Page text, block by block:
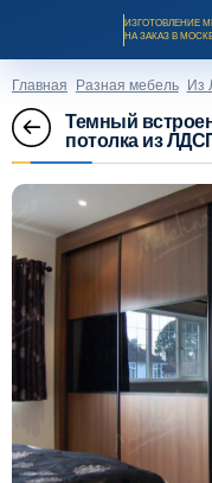
ИЗГОТОВЛЕНИЕ
НА ЗАКАЗ В
Заказать
Каталог мебели на
О компании
Оплата и доставка
Главная Разная мебель Из
Темный
потолка из